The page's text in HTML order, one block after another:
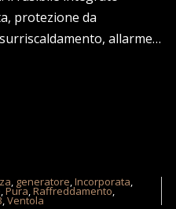
protezione da
allarme…
, generatore,Incorporata,
,Pura,Raffreddamento,
,Ventola